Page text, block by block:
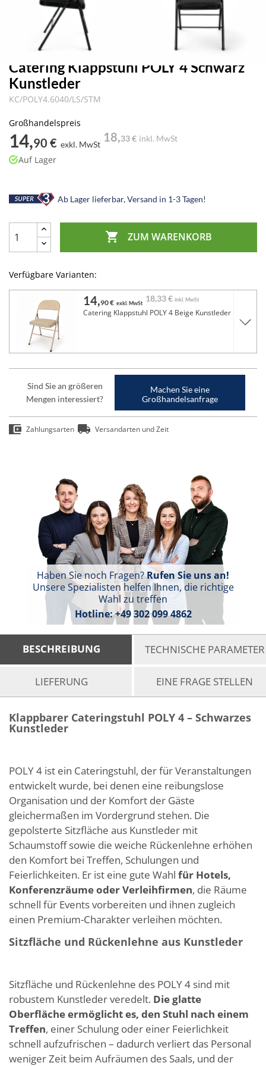
Catering Klappstuhl POLY 4 Schwarz
Kunstleder
KC/POLY4.6040/LS/STM
Großhandelspreis
14,90 € exkl. MwSt
18,33 € inkl. MwSt
Auf Lager
Ab Lager lieferbar, Versand in 1-3 Tagen!
 ZUM WARENKORB
Verfügbare Varianten:
14,90 € exkl. MwSt 18,33 € inkl. MwSt
Catering Klappstuhl POLY 4 Beige Kunstleder
Sind Sie an größeren
Mengen interessiert?
Machen Sie eine
Großhandelsanfrage
Zahlungsarten Versandarten und Zeit
Haben Sie noch Fragen?Rufen Sie uns an!
Unsere Spezialisten helfen Ihnen, die richtige
Wahl zu treffen
Hotline:+49 302 099 4862
BESCHREIBUNG TECHNISCHE PARAMETER
LIEFERUNG EINE FRAGE STELLEN
Klappbarer Cateringstuhl POLY 4 – Schwarzes
Kunstleder
POLY 4 ist ein Cateringstuhl, der für Veranstaltungen
entwickelt wurde, bei denen eine reibungslose
Organisation und der Komfort der Gäste
gleichermaßen im Vordergrund stehen. Die
gepolsterte Sitzfläche aus Kunstleder mit
Schaumstoff sowie die weiche Rückenlehne erhöhen
den Komfort bei Treffen, Schulungen und
Feierlichkeiten. Er ist eine gute Wahl für Hotels,
Konferenzräume oder Verleihfirmen, die Räume
schnell für Events vorbereiten und ihnen zugleich
einen Premium-Charakter verleihen möchten.
Sitzfläche und Rückenlehne aus Kunstleder
Sitzfläche und Rückenlehne des POLY 4 sind mit
robustem Kunstleder veredelt. Die glatte
Oberfläche ermöglicht es, den Stuhl nach einem
Treffen, einer Schulung oder einer Feierlichkeit
schnell aufzufrischen – dadurch verliert das Personal
weniger Zeit beim Aufräumen des Saals, und der